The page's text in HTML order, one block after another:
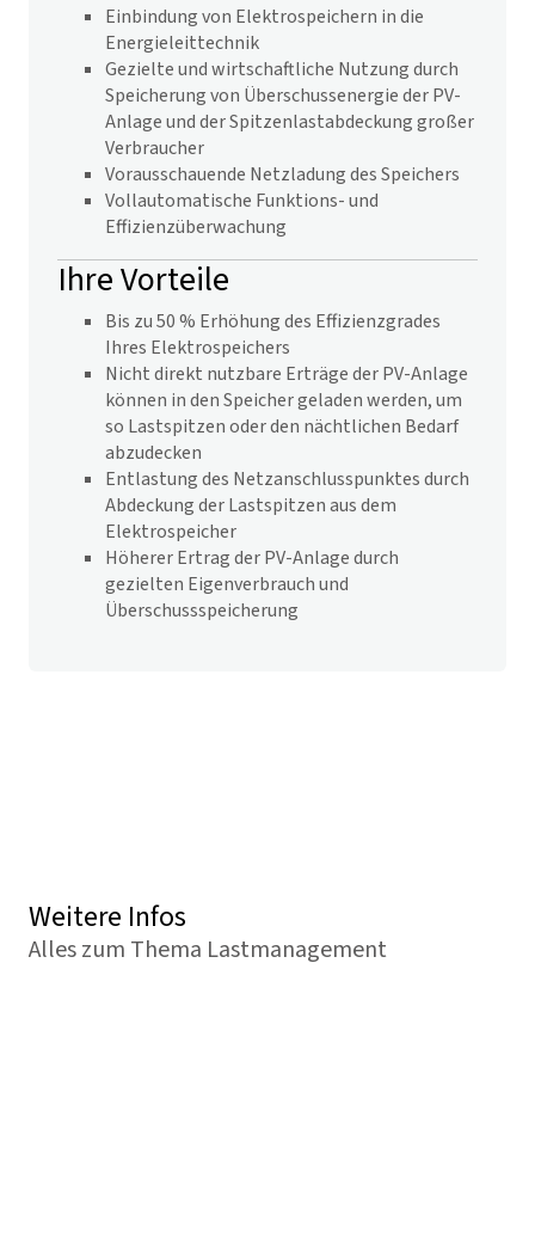
Einbindung von Elektrospeichern in die
Energieleittechnik
Gezielte und wirtschaftliche Nutzung durch
Speicherung von Überschussenergie der PV-
Anlage und der Spitzenlastabdeckung großer
Verbraucher
Vorausschauende Netzladung des Speichers
Vollautomatische Funktions- und
Effizienzüberwachung
Ihre Vorteile
Bis zu 50 % Erhöhung des Effizienzgrades
Ihres Elektrospeichers
Nicht direkt nutzbare Erträge der PV-Anlage
können in den Speicher geladen werden, um
so Lastspitzen oder den nächtlichen Bedarf
abzudecken
Entlastung des Netzanschlusspunktes durch
Abdeckung der Lastspitzen aus dem
Elektrospeicher
Höherer Ertrag der PV-Anlage durch
gezielten Eigenverbrauch und
Überschussspeicherung
Weitere Infos
Alles zum Thema Lastmanagement